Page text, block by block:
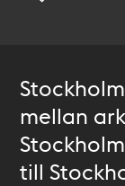
mellan
till